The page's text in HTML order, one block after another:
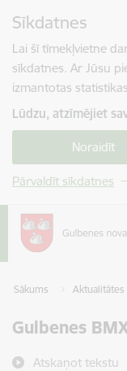
Sīkdatnes
Lai šī tīmekļvietne
sīkdatnes. Ar Jūsu
izmantotas
Lūdzu, atzīmējiet
Noraidīt
Pārvaldīt sīkdatnes
Sākums Aktualitātes
Gulbenes
Atskaņot tekstu